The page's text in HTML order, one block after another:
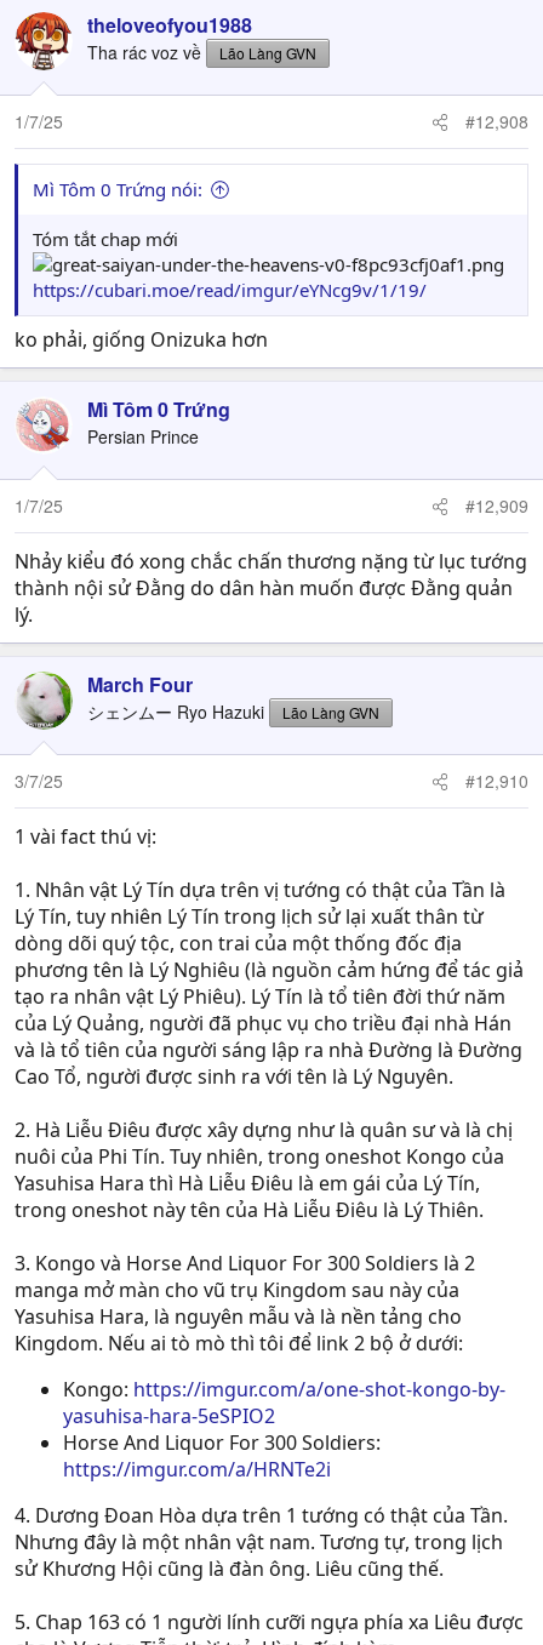
theloveofyou1988
Tha rác voz về Lão Làng GVN
1/7/25 #12,908
Mì Tôm 0 Trứng nói:
Tóm tắt chap mới
https://cubari.moe/read/imgur/eYNcg9v/1/19/
ko phải, giống Onizuka hơn
Mì Tôm 0 Trứng
Persian Prince
1/7/25 #12,909
Nhảy kiểu đó xong chắc chấn thương nặng từ lục tướng
thành nội sử Đằng do dân hàn muốn được Đằng quản
lý.
March Four
シェンムー Ryo Hazuki Lão Làng GVN
3/7/25 #12,910
1 vài fact thú vị:
1. Nhân vật Lý Tín dựa trên vị tướng có thật của Tần là
Lý Tín, tuy nhiên Lý Tín trong lịch sử lại xuất thân từ
dòng dõi quý tộc, con trai của một thống đốc địa
phương tên là Lý Nghiêu (là nguồn cảm hứng để tác giả
tạo ra nhân vật Lý Phiêu). Lý Tín là tổ tiên đời thứ năm
của Lý Quảng, người đã phục vụ cho triều đại nhà Hán
và là tổ tiên của người sáng lập ra nhà Đường là Đường
Cao Tổ, người được sinh ra với tên là Lý Nguyên.
2. Hà Liễu Điêu được xây dựng như là quân sư và là chị
nuôi của Phi Tín. Tuy nhiên, trong oneshot Kongo của
Yasuhisa Hara thì Hà Liễu Điêu là em gái của Lý Tín,
trong oneshot này tên của Hà Liễu Điêu là Lý Thiên.
3. Kongo và Horse And Liquor For 300 Soldiers là 2
manga mở màn cho vũ trụ Kingdom sau này của
Yasuhisa Hara, là nguyên mẫu và là nền tảng cho
Kingdom. Nếu ai tò mò thì tôi để link 2 bộ ở dưới:
Kongo: https://imgur.com/a/one-shot-kongo-by-
yasuhisa-hara-5eSPIO2
Horse And Liquor For 300 Soldiers:
https://imgur.com/a/HRNTe2i
4. Dương Đoan Hòa dựa trên 1 tướng có thật của Tần.
Nhưng đây là một nhân vật nam. Tương tự, trong lịch
sử Khương Hội cũng là đàn ông. Liêu cũng thế.
5. Chap 163 có 1 người lính cưỡi ngựa phía xa Liêu được